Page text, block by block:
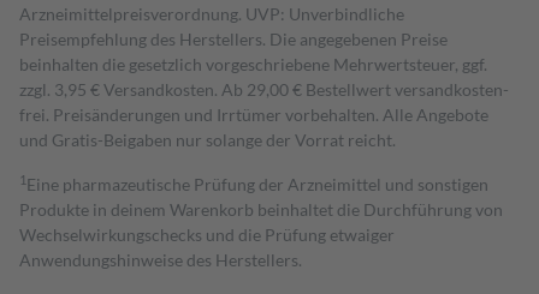
Arzneimittelpreisverordnung. UVP: Unverbindliche
Preisempfehlung des Herstellers. Die angegebenen Preise
beinhalten die gesetzlich vorgeschriebene Mehrwertsteuer, ggf.
zzgl. 3,95 € Versandkosten. Ab 29,00 € Bestell­wert versand­kosten­
frei. Preisänderungen und Irrtümer vorbehalten. Alle Angebote
und Gratis-Beigaben nur solange der Vorrat reicht.
1 Eine pharmazeutische Prüfung der Arzneimittel und sonstigen
Produkte in deinem Warenkorb beinhaltet die Durchführung von
Wechselwirkungschecks und die Prüfung etwaiger
Anwendungshinweise des Herstellers.